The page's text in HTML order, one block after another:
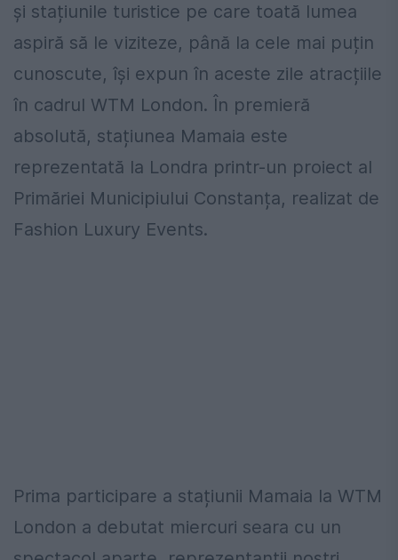
și stațiunile turistice pe care toată lumea
aspiră să le viziteze, până la cele mai puțin
cunoscute, își expun în aceste zile atracțiile
în cadrul WTM London. În premieră
absolută, stațiunea Mamaia este
reprezentată la Londra printr-un proiect al
Primăriei Municipiului Constanța, realizat de
Fashion Luxury Events.
Prima participare a stațiunii Mamaia la WTM
London a debutat miercuri seara cu un